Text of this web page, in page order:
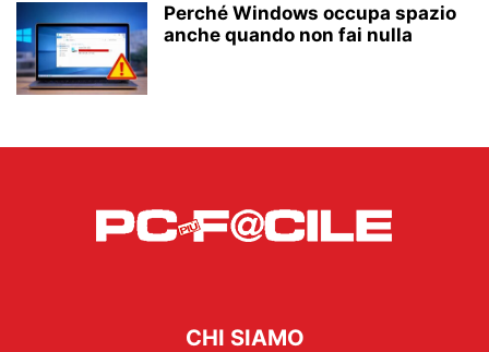
Perché Windows occupa spazio
anche quando non fai nulla
CHI SIAMO